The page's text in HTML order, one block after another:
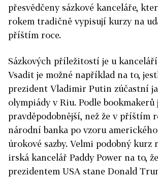
přesvědčeny sázkové kanceláře,
rokem tradičně vypisují kurzy na
příštím roce.
Sázkových příležitostí je u
Vsadit je možné například na to,
prezident Vladimir Putin zúčastní
olympiády v Riu. Podle bookmakerů
pravděpodobnější, než že v příštím
národní banka po vzoru amerického
úrokové sazby. Velmi podobný kurz
irská kancelář Paddy Power na to,
prezidentem USA stane Donald